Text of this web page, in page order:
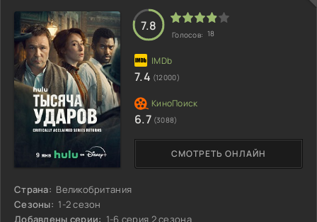
Страна: Великобритания
Сезоны: 1-2 сезон
Добавлены серии: 1-6 серия 2 сезона
СМОТРЕТЬ ОНЛАЙН
7.8
Голосов: 18
7.4 (12000)
6.7 (3088)